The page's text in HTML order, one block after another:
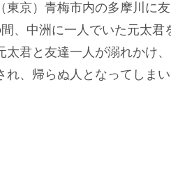
東京）青梅市内の多摩川に友
、中洲に一人でいた元太君
君と友達一人が溺れかけ、
れ、帰らぬ人となってしまい